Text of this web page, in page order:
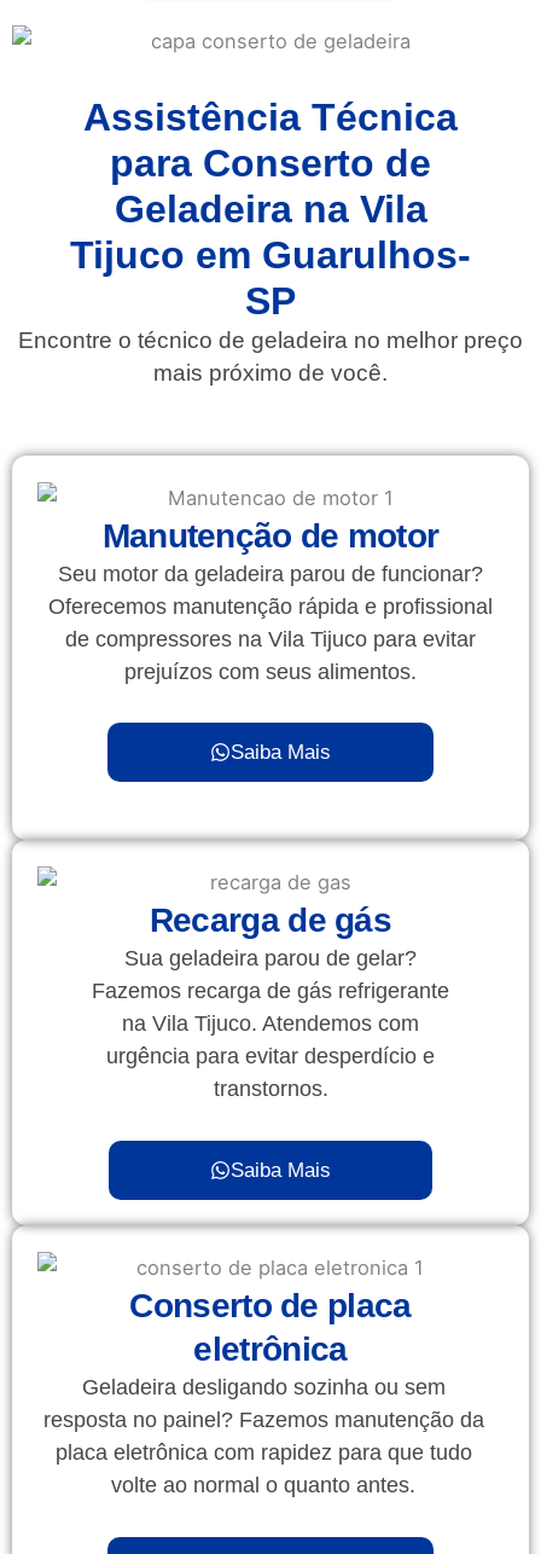
Assistência Técnica
para Conserto de
Geladeira na Vila
Tijuco em Guarulhos-
SP
Encontre o técnico de geladeira no melhor preço
mais próximo de você.
Manutenção de motor
Seu motor da geladeira parou de funcionar?
Oferecemos manutenção rápida e profissional
de compressores na Vila Tijuco para evitar
prejuízos com seus alimentos.
Saiba Mais
Recarga de gás
Sua geladeira parou de gelar?
Fazemos recarga de gás refrigerante
na Vila Tijuco. Atendemos com
urgência para evitar desperdício e
transtornos.
Saiba Mais
Conserto de placa
eletrônica
Geladeira desligando sozinha ou sem
resposta no painel? Fazemos manutenção da
placa eletrônica com rapidez para que tudo
volte ao normal o quanto antes.